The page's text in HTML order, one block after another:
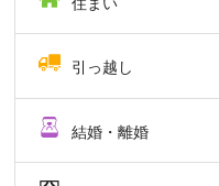
住まい
引っ越し
結婚・離婚